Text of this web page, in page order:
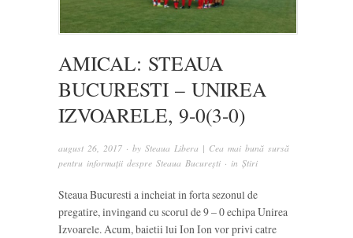
AMICAL: STEAUA
BUCURESTI – UNIREA
IZVOARELE, 9-0(3-0)
august 26, 2017 · by Steaua Libera | Cea mai bună sursă
pentru informații despre Steaua București · in Știri
Steaua Bucuresti a incheiat in forta sezonul de
pregatire, invingand cu scorul de 9 – 0 echipa Unirea
Izvoarele. Acum, baietii lui Ion Ion vor privi catre